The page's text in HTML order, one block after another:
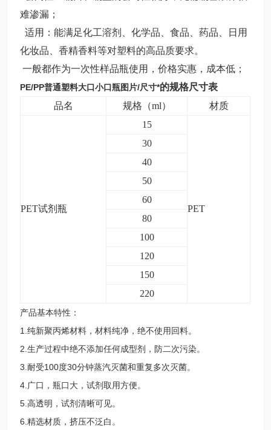
难渗漏；
适用：能满足化工溶剂、化学品、食品、药品、日用
化妆品、香精香料等对塑料的高品质要求。
一般都作为一次性样品瓶使用，价格实惠，成本低；
PE/PP普通塑料大口小口瓶图片/尺寸*的规格尺寸表
品名
规格（ml） 材质
PET试剂瓶
15
PET
30
40
50
60
80
100
120
150
220
产品基本特性：
1.纯新聚丙烯材料，材料纯净，绝不使用回料。
2.生产过程中绝不添加任何成型剂，防二次污染。
3.耐受100度30分钟蒸汽灭菌和重复多次灭菌。
4.广口，瓶口大，试剂取用方便。
5.高透明，试剂清晰可见。
6.精选材质，挤压不泛白。